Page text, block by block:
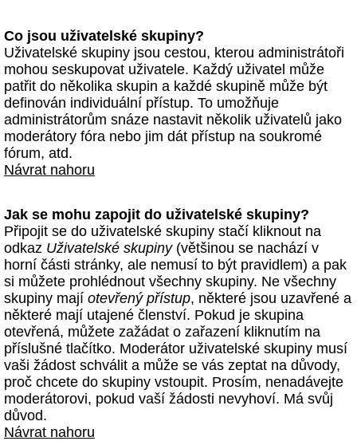
Co jsou uživatelské skupiny?
Uživatelské skupiny jsou cestou, kterou administrátoři
mohou seskupovat uživatele. Každý uživatel může
patřit do několika skupin a každé skupině může být
definován individuální přístup. To umožňuje
administrátorům snáze nastavit několik uživatelů jako
moderátory fóra nebo jim dát přístup na soukromé
fórum, atd.
Návrat nahoru
Jak se mohu zapojit do uživatelské skupiny?
Připojit se do uživatelské skupiny stačí kliknout na
odkaz Uživatelské skupiny(většinou se nachází v
horní části stránky, ale nemusí to být pravidlem) a pak
si můžete prohlédnout všechny skupiny. Ne všechny
skupiny mají otevřený přístup, některé jsou uzavřené a
některé mají utajené členství. Pokud je skupina
otevřená, můžete zažádat o zařazení kliknutím na
příslušné tlačítko. Moderátor uživatelské skupiny musí
vaši žádost schválit a může se vás zeptat na důvody,
proč chcete do skupiny vstoupit. Prosím, nenadávejte
moderátorovi, pokud vaší žádosti nevyhoví. Má svůj
důvod.
Návrat nahoru